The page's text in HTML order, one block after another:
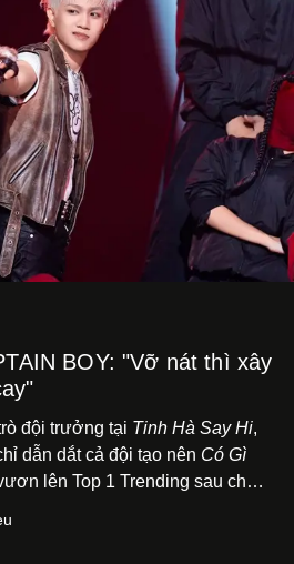
BOY: "Vỡ nát thì xây
đội trưởng tại Tinh Hà Say Hi,
dẫn dắt cả đội tạo nên Có Gì
lên Top 1 Trending sau chưa
tin tưởng đồng đội. Với nam